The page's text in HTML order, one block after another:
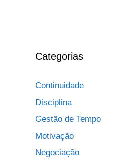
Categorias
Continuidade
Disciplina
Gestão de Tempo
Motivação
Negociação